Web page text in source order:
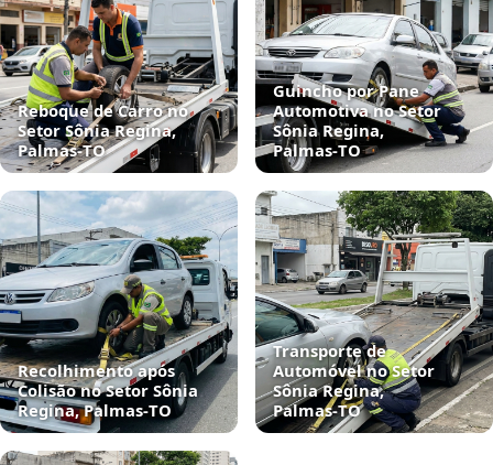
Reboque de Carro no
Setor Sônia Regina,
Palmas‑TO
Guincho por Pane
Automotiva no Setor
Sônia Regina,
Palmas‑TO
Recolhimento após
Colisão no Setor Sônia
Regina, Palmas‑TO
Transporte de
Automóvel no Setor
Sônia Regina,
Palmas‑TO